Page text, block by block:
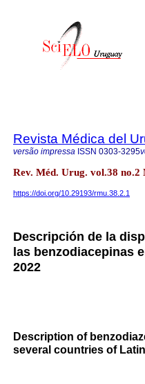
Revista Médica del
versão impressa ISSN 0303-3295
Rev. Méd. Urug. vol.38
https://doi.org/10.29193/rmu.38.2.1
Descripción de la
las benzodiacepinas
2022
Description of
several countries of